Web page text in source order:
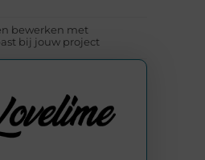
bewerken met
bij jouw project